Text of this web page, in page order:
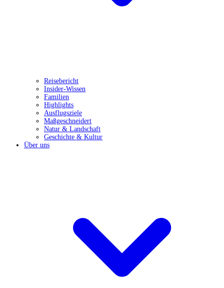
Reisebericht
Insider-Wissen
Familien
Highlights
Ausflugsziele
Maßgeschneidert
Natur & Landschaft
Geschichte & Kultur
Über uns